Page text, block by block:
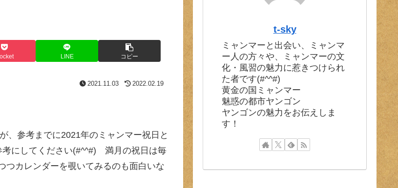
LINE コピー
2021.11.03 2022.02.19
、参考までに2021年のミャンマー祝日と
考にしてください(#^^#) 満月の祝日は毎
つカレンダーを覗いてみるのも面白いな
t-sky
ミャンマーと出会い、ミャンマ
ー人の方々や、ミャンマーの文
化・風習の魅力に惹きつけられ
た者です(#^^#)
黄金の国ミャンマー
魅惑の都市ヤンゴン
ヤンゴンの魅力をお伝えしま
す！